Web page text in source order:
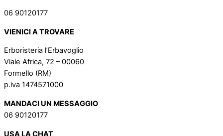
06 90120177
VIENICI A TROVARE
Erboristeria l’Erbavoglio
Viale Africa, 72 – 00060
Formello (RM)
p.iva 1474571000
MANDACI UN MESSAGGIO
06 90120177
USA LA CHAT